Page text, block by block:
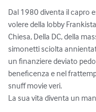
Dal 1980 diventa il capro
volere della lobby
Chiesa, Della DC, della
simonetti sciolta
un finanziere deviato
beneficenza e nel
snuff movie veri.
La sua vita diventa un